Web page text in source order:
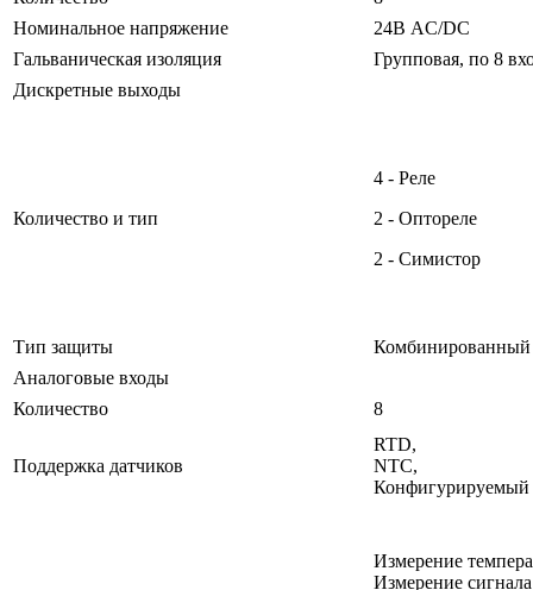
Номинальное напряжение
24В AC/DC
Гальваническая изоляция
Групповая, по 8
Дискретные выходы
Количество и тип
4 - Реле
2 - Оптореле
2 - Симистор
Тип защиты
Комбинированный
Аналоговые входы
Количество
8
Поддержка датчиков
RTD,
NTC,
Конфигурируемый
Измерение
Измерение